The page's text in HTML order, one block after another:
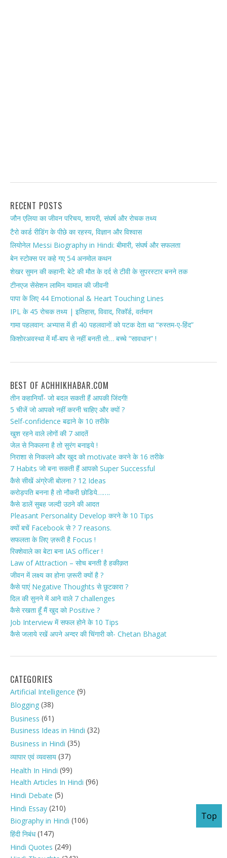
RECENT POSTS
जौन एलिया का जीवन परिचय, शायरी, संघर्ष और रोचक तथ्य
टैरो कार्ड रीडिंग के पीछे का रहस्य, विज्ञान और विश्वास
लियोनेल Messi Biography in Hindi: बीमारी, संघर्ष और सफलता
बेन स्टोक्स पर कहे गए 54 अनमोल कथन
शेखर सुमन की कहानी: बेटे की मौत के दर्द से टीवी के सुपरस्टार बनने तक
टीनएज सेंसेशन लामिन यामाल की जीवनी
पापा के लिए 44 Emotional & Heart Touching Lines
IPL के 45 रोचक तथ्य | इतिहास, विवाद, रिकॉर्ड, वर्तमान
गामा पहलवान: अभ्यास में ही 40 पहलवानों को पटक देता था “रुस्तम-ए-हिंद”
किशोरअवस्था में माँ-बाप से नहीं बनती तो… बच्चे “सावधान” !
BEST OF ACHHIKHABAR.COM
तीन कहानियाँ- जो बदल सकती हैं आपकी जिंदगी!
5 चीजें जो आपको नहीं करनी चाहिए और क्यों ?
Self-confidence बढाने के 10 तरीके
खुश रहने वाले लोगों की 7 आदतें
जेल से निकलना है तो सुरंग बनाइये !
निराशा से निकलने और खुद को motivate करने के 16 तरीके
7 Habits जो बना सकती हैं आपको Super Successful
कैसे सीखें अंग्रेजी बोलना ? 12 Ideas
करोड़पति बनना है तो नौकरी छोडिये…….
कैसे डालें सुबह जल्दी उठने की आदत
Pleasant Personality Develop करने के 10 Tips
क्यों बचें Facebook से ? 7 reasons.
सफलता के लिए ज़रूरी है Focus !
रिक्शेवाले का बेटा बना IAS officer !
Law of Attraction – सोच बनती है हकीक़त
जीवन में लक्ष्य का होना ज़रूरी क्यों है ?
कैसे पाएं Negative Thoughts से छुटकारा ?
दिल की सुनने में आने वाले 7 challenges
कैसे रखता हूँ मैं खुद को Positive ?
Job Interview में सफल होने के 10 Tips
कैसे जलाये रखें अपने अन्दर की चिंगारी को- Chetan Bhagat
CATEGORIES
Artificial Intelligence (9)
Blogging (38)
Business (61)
Business Ideas in Hindi (32)
Business in Hindi (35)
व्यापार एवं व्यवसाय (37)
Health In Hindi (99)
Health Articles In Hindi (96)
Hindi Debate (5)
Hindi Essay (210)
Biography in Hindi (106)
हिंदी निबंध(147)
Hindi Quotes (249)
Top